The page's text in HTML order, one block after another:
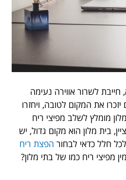
לשרור אווירה נעימה
את המקום לטובה, ויחזרו
מומלץ לשלב מפיצי ריח
בית מלון הוא מקום גדול, יש
חלל כדאי לבחור הפצת ריח
מפיצי ריח כמו של בתי מלון?